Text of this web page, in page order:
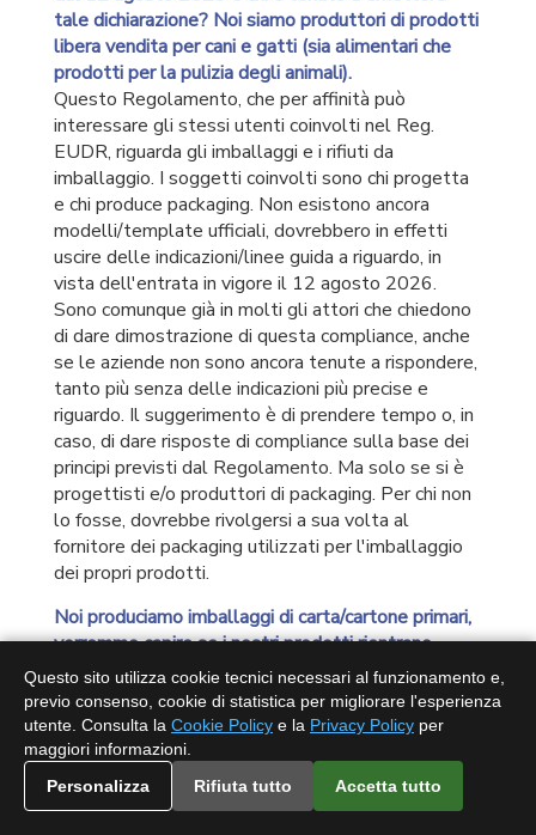
tale dichiarazione? Noi siamo produttori di prodotti
libera vendita per cani e gatti (sia alimentari che
prodotti per la pulizia degli animali).
Questo Regolamento, che per affinità può
interessare gli stessi utenti coinvolti nel Reg.
EUDR, riguarda gli imballaggi e i rifiuti da
imballaggio. I soggetti coinvolti sono chi progetta
e chi produce packaging. Non esistono ancora
modelli/template ufficiali, dovrebbero in effetti
uscire delle indicazioni/linee guida a riguardo, in
vista dell'entrata in vigore il 12 agosto 2026.
Sono comunque già in molti gli attori che chiedono
di dare dimostrazione di questa compliance, anche
se le aziende non sono ancora tenute a rispondere,
tanto più senza delle indicazioni più precise e
riguardo. Il suggerimento è di prendere tempo o, in
caso, di dare risposte di compliance sulla base dei
principi previsti dal Regolamento. Ma solo se si è
progettisti e/o produttori di packaging. Per chi non
lo fosse, dovrebbe rivolgersi a sua volta al
fornitore dei packaging utilizzati per l'imballaggio
dei propri prodotti.
Noi produciamo imballaggi di carta/cartone primari,
vorremmo capire se i nostri prodotti rientrano
nell'ambito di applicazione del regolamento. E se
rientrano tutti gli imballaggi anche quelli composti
da carta riciclata.
I prodotti 100% riciclati sono al momento tra le
esclusioni del Regolamento EUDR. Gli imballaggi
rientrano nel campo di applicazione EUDR
Questo sito utilizza cookie tecnici necessari al funzionamento e,
previo consenso, cookie di statistica per migliorare l'esperienza
utente. Consulta la Cookie Policy e la Privacy Policy per
maggiori informazioni.
Personalizza
Rifiuta tutto Accetta tutto